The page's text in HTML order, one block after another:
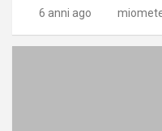
6 anni ago